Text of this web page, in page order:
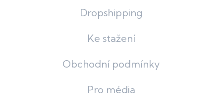
Dropshipping
Ke stažení
Obchodní podmínky
Pro média